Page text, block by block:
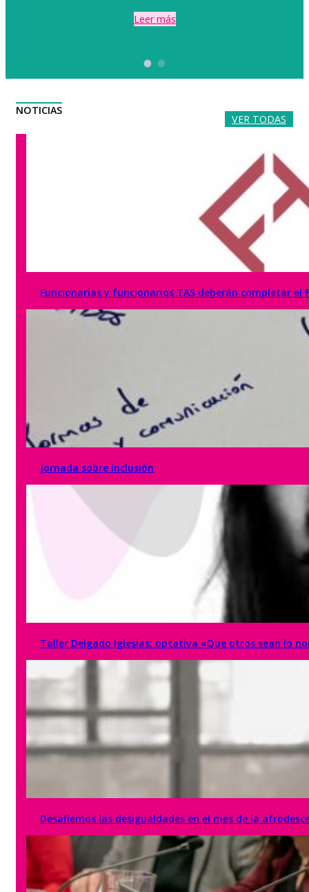
Leer más
NOTICIAS
VER TODAS
Funcionarias y funcionarios TAS deberán completar el
Jornada sobre inclusión
Taller Delgado Iglesias: optativa «Que otros sean lo
Desafiemos las desigualdades en el mes de la